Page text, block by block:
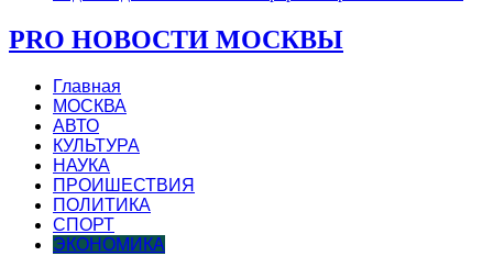
PRO НОВОСТИ МОСКВЫ
Главная
МОСКВА
АВТО
КУЛЬТУРА
НАУКА
ПРОИШЕСТВИЯ
ПОЛИТИКА
СПОРТ
ЭКОНОМИКА